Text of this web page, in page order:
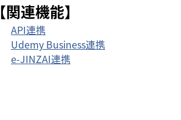
【関連機能】
API連携
Udemy Business連携
e-JINZAI連携